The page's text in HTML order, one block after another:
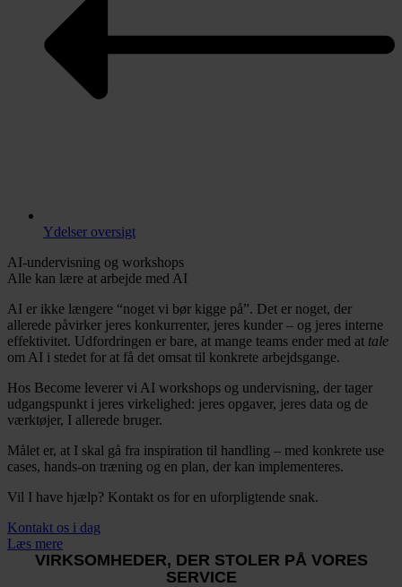
Ydelser oversigt
AI-undervisning og workshops
Alle kan lære at arbejde med AI
AI er ikke længere “noget vi bør kigge på”. Det er noget, der
allerede påvirker jeres konkurrenter, jeres kunder – og jeres interne
effektivitet. Udfordringen er bare, at mange teams ender med at tale
om AI i stedet for at få det omsat til konkrete arbejdsgange.
Hos Become leverer vi AI workshops og undervisning, der tager
udgangspunkt i jeres virkelighed: jeres opgaver, jeres data og de
værktøjer, I allerede bruger.
Målet er, at I skal gå fra inspiration til handling – med konkrete use
cases, hands-on træning og en plan, der kan implementeres.
Vil I have hjælp? Kontakt os for en uforpligtende snak.
Kontakt os i dag
Læs mere
VIRKSOMHEDER, DER STOLER PÅ VORES
SERVICE